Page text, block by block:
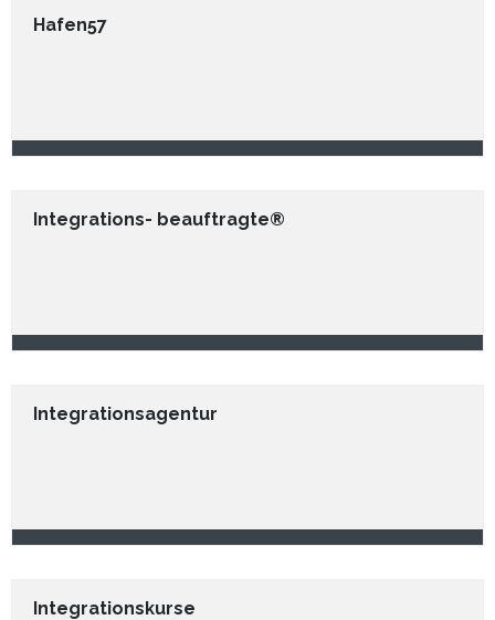
Hafen57
Integrations- beauftragte®
Integrationsagentur
Integrationskurse